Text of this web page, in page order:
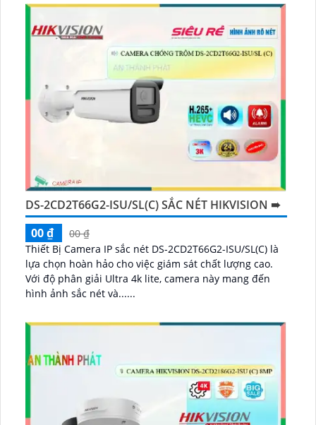
DS-2CD2T66G2-ISU/SL(C) SẮC NÉT HIKVISION ➠
00 ₫
00 ₫
Thiết Bị Camera IP sắc nét DS-2CD2T66G2-ISU/SL(C) là
lựa chọn hoàn hảo cho việc giám sát chất lượng cao.
Với độ phân giải Ultra 4k lite, camera này mang đến
hình ảnh sắc nét và......